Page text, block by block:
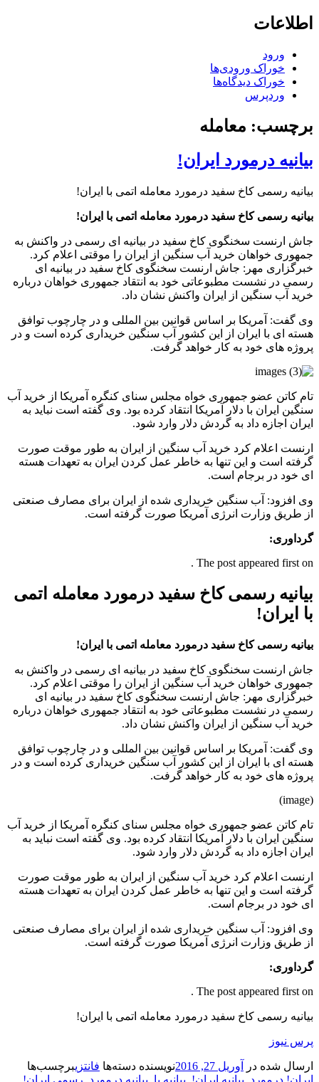
اطلاعات
ورود
خوراک ورودی‌ها
خوراک دیدگاه‌ها
وردپرس
برچسب: معامله
بیانیه درمورد ایران!
بیانیه رسمی کاخ سفید درمورد معامله اتمی با ایران!
بیانیه رسمی کاخ سفید درمورد معامله اتمی با ایران!
جاش ارنست سخنگوی کاخ سفید در بیانیه ای رسمی در واکنش به
جمهوری خواهان خرید آب سنگین از ایران را موقتی اعلام کرد.
خبرگزاری مهر: جاش ارنست سخنگوی کاخ سفید در بیانیه ای
رسمی در نشست مطبوعاتی خود به انتقاد جمهوری خواهان درباره
خرید آب سنگین از ایران واکنش نشان داد.
وی گفت: آمریکا بر اساس قوانین بین المللی و در چارچوب توافق
هسته ای با ایران از این کشور آب سنگین خریداری کرده است و در
پروژه های خود به کار خواهد گرفت.
تام کاتن عضو جمهوری خواه مجلس سنای کنگره آمریکا از خرید آب
سنگین ایران با دلار آمریکا انتقاد کرده بود. وی گفته است نباید به
ایران اجازه داد به گردش دلار وارد شود.
ارنست اعلام کرد خرید آب سنگین از ایران به طور موقت صورت
گرفته است و این تنها به خاطر عمل کردن ایران به تعهدات هسته
ای خود در برجام است.
وی افزود: آب سنگین خریداری شده از ایران برای مصارف صنعتی
از طریق وزارت انرژی آمریکا صورت گرفته است.
گرداوری:
The post appeared first on .
بیانیه رسمی کاخ سفید درمورد معامله اتمی
با ایران!
بیانیه رسمی کاخ سفید درمورد معامله اتمی با ایران!
جاش ارنست سخنگوی کاخ سفید در بیانیه ای رسمی در واکنش به
جمهوری خواهان خرید آب سنگین از ایران را موقتی اعلام کرد.
خبرگزاری مهر: جاش ارنست سخنگوی کاخ سفید در بیانیه ای
رسمی در نشست مطبوعاتی خود به انتقاد جمهوری خواهان درباره
خرید آب سنگین از ایران واکنش نشان داد.
وی گفت: آمریکا بر اساس قوانین بین المللی و در چارچوب توافق
هسته ای با ایران از این کشور آب سنگین خریداری کرده است و در
پروژه های خود به کار خواهد گرفت.
(image)
تام کاتن عضو جمهوری خواه مجلس سنای کنگره آمریکا از خرید آب
سنگین ایران با دلار آمریکا انتقاد کرده بود. وی گفته است نباید به
ایران اجازه داد به گردش دلار وارد شود.
ارنست اعلام کرد خرید آب سنگین از ایران به طور موقت صورت
گرفته است و این تنها به خاطر عمل کردن ایران به تعهدات هسته
ای خود در برجام است.
وی افزود: آب سنگین خریداری شده از ایران برای مصارف صنعتی
از طریق وزارت انرژی آمریکا صورت گرفته است.
گرداوری:
The post appeared first on .
بیانیه رسمی کاخ سفید درمورد معامله اتمی با ایران!
پرس نیوز
ارسال شده در آوریل 27, 2016 نویسنده دسته‌ها فانتزیبرچسب‌ها
ایران! درمورد
بیانیه ایران! بیانیه با بیانیه درمورد رسمی ایران!